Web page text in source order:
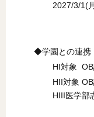
2027/3/1(
◆学園との連携
HI対象
HII対象
HIII医学部